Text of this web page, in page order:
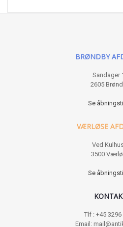
BRØNDBY
Sandager
2605
Se
VÆRLØSE
Ved
3500
Se
Tlf : +45 3296
Email: